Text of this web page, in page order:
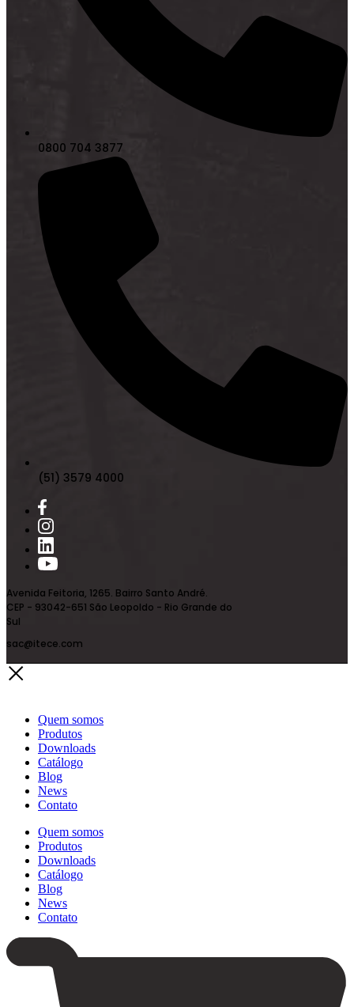
0800 704 3877
(51) 3579 4000
Avenida Feitoria, 1265. Bairro Santo André.
CEP - 93042-651 São Leopoldo - Rio Grande do
Sul
sac@itece.com
Quem somos
Produtos
Downloads
Catálogo
Blog
News
Contato
Quem somos
Produtos
Downloads
Catálogo
Blog
News
Contato